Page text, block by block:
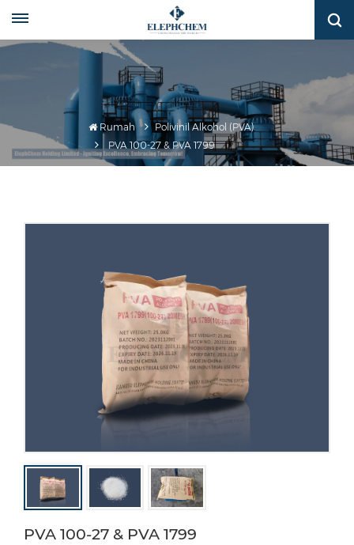
Rumah
Polivinil Alkohol (PVA)
PVA 100-27 & PVA 1799
PVA 100-27 & PVA 1799